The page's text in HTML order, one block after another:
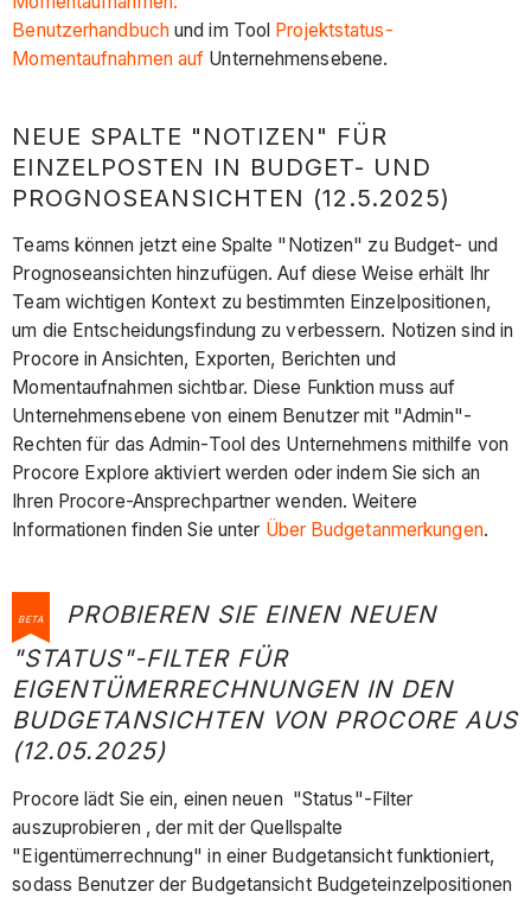
Benutzerhandbuchund im Tool Projektstatus-
Momentaufnahmen auf Unternehmensebene.
NEUE SPALTE "NOTIZEN" FÜR
EINZELPOSTEN IN BUDGET- UND
PROGNOSEANSICHTEN (12.5.2025)
Teams können jetzt eine Spalte "Notizen" zu Budget- und
Prognoseansichten hinzufügen. Auf diese Weise erhält Ihr
Team wichtigen Kontext zu bestimmten Einzelpositionen,
um die Entscheidungsfindung zu verbessern. Notizen sind in
Procore in Ansichten, Exporten, Berichten und
Momentaufnahmen sichtbar. Diese Funktion muss auf
Unternehmensebene von einem Benutzer mit "Admin"-
Rechten für das Admin-Tool des Unternehmens mithilfe von
Procore Explore aktiviert werden oder indem Sie sich an
Ihren Procore-Ansprechpartner wenden. Weitere
Informationen finden Sie unter Über Budgetanmerkungen.
BETA
PROBIEREN SIE EINEN NEUEN
"STATUS"-FILTER FÜR
EIGENTÜMERRECHNUNGEN IN DEN
BUDGETANSICHTEN VON PROCORE AUS
(12.05.2025)
Procore lädt Sie ein, einen neuen "Status"-Filter
auszuprobieren , der mit der Quellspalte
"Eigentümerrechnung" in einer Budgetansicht funktioniert,
sodass Benutzer der Budgetansicht Budgeteinzelpositionen